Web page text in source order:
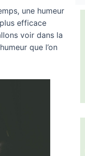
une humeur
efficace
voir dans la
que l’on